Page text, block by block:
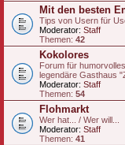
Mit den besten
Tips von Usern für
Moderator: Staff
Themen: 42
Kokolores
Forum für
legendäre Gasthaus
Moderator: Staff
Themen: 54
Flohmarkt
Wer hat... / Wer will...
Moderator: Staff
Themen: 41